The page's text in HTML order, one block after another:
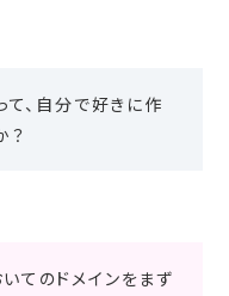
て、自分で好きに作
？
てのドメインをまず